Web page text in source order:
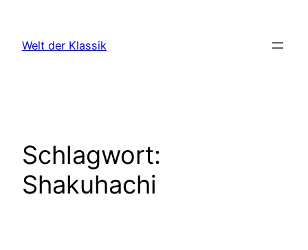
springen
Welt der Klassik
Schlagwort:
Shakuhachi